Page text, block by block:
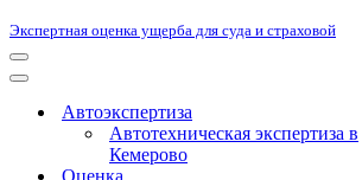
Экспертная оценка ущерба для суда и страховой
Меню
навигации
Меню
навигацииАвтоэкспертиза
Автотехническая экспертиза в
Кемерово
Оценка